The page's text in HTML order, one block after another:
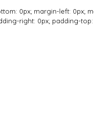
0px; margin-left: 0px;
right: 0px; padding-top: